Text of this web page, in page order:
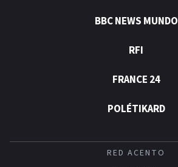
BBC NEWS MUNDO
RFI
FRANCE 24
POLÉTIKARD
RED ACENTO